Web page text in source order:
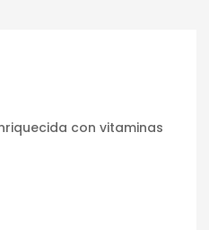
con vitaminas